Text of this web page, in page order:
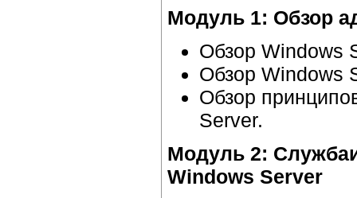
Модуль 1: Обзор
Обзор Windows
Обзор Windows
Обзор
Server.
Модуль 2: Служба
Windows Server